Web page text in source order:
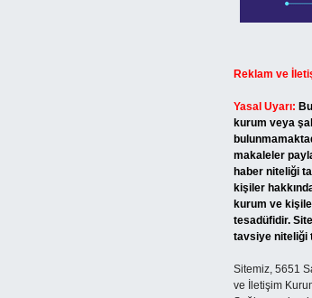
Reklam ve
Yasal Uyarı:
kurum veya
makaleler
haber niteliği
kişiler
kurum ve
tesadüfidir.
tavsiye niteliği
Sitemiz, 5651
ve İletişim